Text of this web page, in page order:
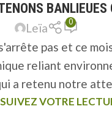
Leïa 0
pas et ce
reliant
a retenu notre
VOTRE